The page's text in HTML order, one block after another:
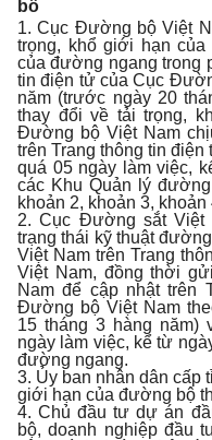
bố
1. Cục Đường bộ Việt
trọng, khổ giới hạn
của đường ngang trong
tin điện tử của Cục
năm (trước ngày 20
thay đổi về tải trọng,
Đường bộ Việt Nam
trên Trang thông tin
quá 05 ngày làm việc,
các Khu Quản lý
khoản 2, khoản 3,
2. Cục Đường sắt Việt
trạng thái kỹ thuật
Việt Nam trên Trang
Việt Nam, đồng thời
Nam để cập nhật trên
Đường bộ Việt Nam
15 tháng 3 hàng năm)
ngày làm việc, kể từ
đường ngang.
3. Ủy ban nhân dân cấp
giới hạn của đường bộ
4. Chủ đầu tư dự án
bộ, doanh nghiệp đầu